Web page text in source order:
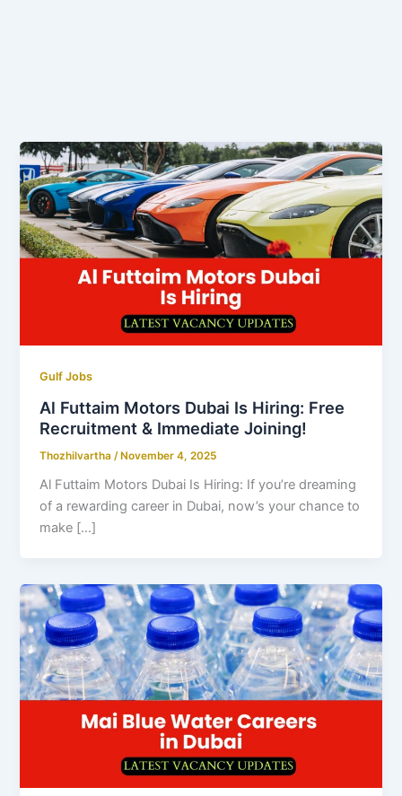
Gulf Jobs
Al Futtaim Motors Dubai Is Hiring: Free
Recruitment & Immediate Joining!
Thozhilvartha /November 4, 2025
Al Futtaim Motors Dubai Is Hiring: If you’re dreaming
of a rewarding career in Dubai, now’s your chance to
make […]